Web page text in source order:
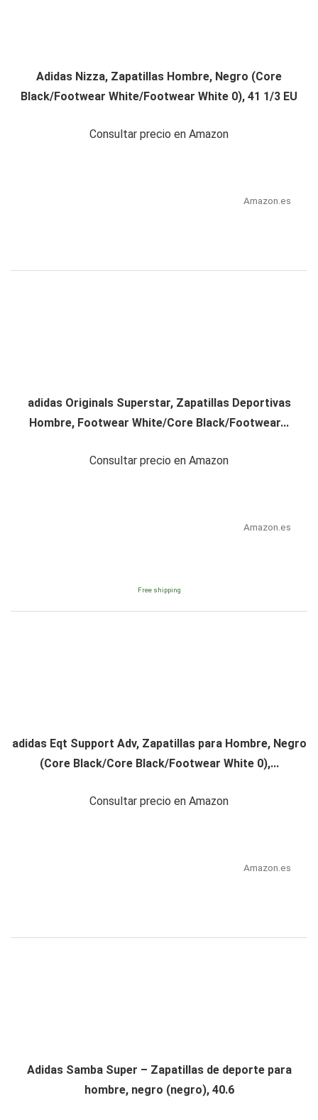
Adidas Nizza, Zapatillas Hombre, Negro (Core
Black/Footwear White/Footwear White 0), 41 1/3 EU
Consultar precio en Amazon
Amazon.es
adidas Originals Superstar, Zapatillas Deportivas
Hombre, Footwear White/Core Black/Footwear...
Consultar precio en Amazon
Amazon.es
Free shipping
adidas Eqt Support Adv, Zapatillas para Hombre, Negro
(Core Black/Core Black/Footwear White 0),...
Consultar precio en Amazon
Amazon.es
Adidas Samba Super – Zapatillas de deporte para
hombre, negro (negro), 40.6